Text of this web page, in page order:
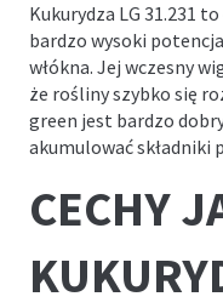
Kukurydza LG 31.231
bardzo wysoki
włókna. Jej wczesny
że rośliny szybko się
green jest bardzo
akumulować składniki
CECHY